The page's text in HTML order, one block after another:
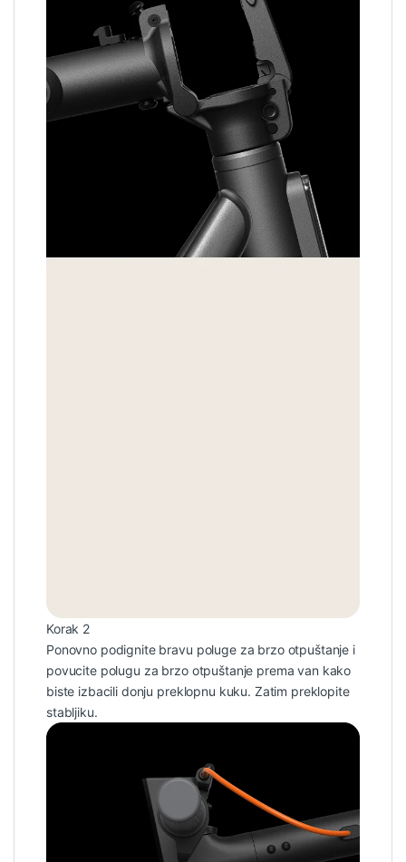
Korak 2
Ponovno podignite bravu poluge za brzo otpuštanje i
povucite polugu za brzo otpuštanje prema van kako
biste izbacili donju preklopnu kuku. Zatim preklopite
stabljiku.